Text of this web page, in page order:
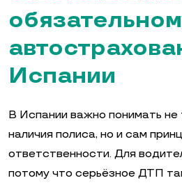
Испании
В Испании важно понимать не
наличия полиса, но и сам
ответственности. Для
потому что серьёзное ДТП